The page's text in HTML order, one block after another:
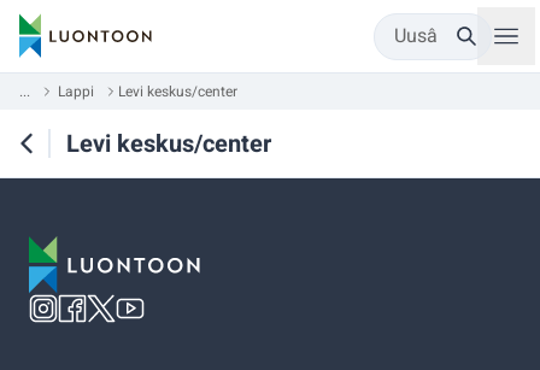
Uusâ
... Lappi Levi keskus/center
Levi keskus/center